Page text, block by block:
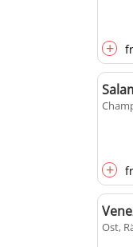
+
+
Ost,